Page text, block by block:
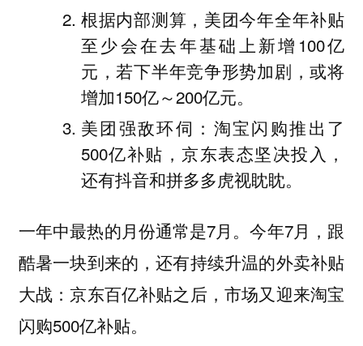
根据内部测算，美团今年全年补贴
至少会在去年基础上新增100亿
元，若下半年竞争形势加剧，或将
增加150亿～200亿元。
美团强敌环伺：淘宝闪购推出了
500亿补贴，京东表态坚决投入，
还有抖音和拼多多虎视眈眈。
一年中最热的月份通常是7月。今年7月，跟
酷暑一块到来的，还有持续升温的外卖补贴
大战：京东百亿补贴之后，市场又迎来淘宝
闪购500亿补贴。